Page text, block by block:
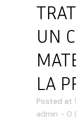
UN
LA
Posted at
admin
0